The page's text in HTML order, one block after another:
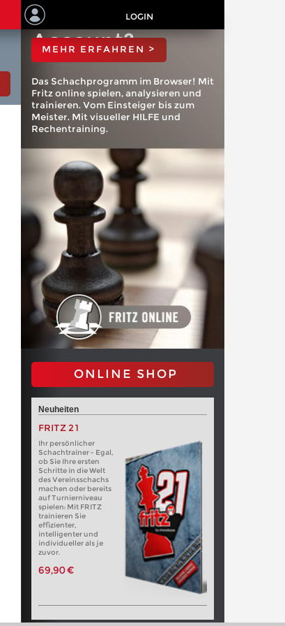
LOGIN
ChessBase
Account?
MEHR ERFAHREN >
Das Schachprogramm im Browser! Mit
Fritz online spielen, analysieren und
trainieren. Vom Einsteiger bis zum
Meister. Mit visueller HILFE und
Rechentraining.
ONLINE SHOP
Neuheiten
FRITZ 21
Ihr persönlicher
Schachtrainer - Egal,
ob Sie Ihre ersten
Schritte in die Welt
des Vereinsschachs
machen oder bereits
auf Turnierniveau
spielen: Mit FRITZ
trainieren Sie
effizienter,
intelligenter und
individueller als je
zuvor.
69,90 €